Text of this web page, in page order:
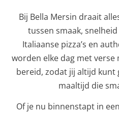
Bij Bella Mersin draait
tussen smaak,
Italiaanse pizza’s en
worden elke dag met
bereid, zodat jij altijd kunt
maaltijd die
Of je nu binnenstapt in